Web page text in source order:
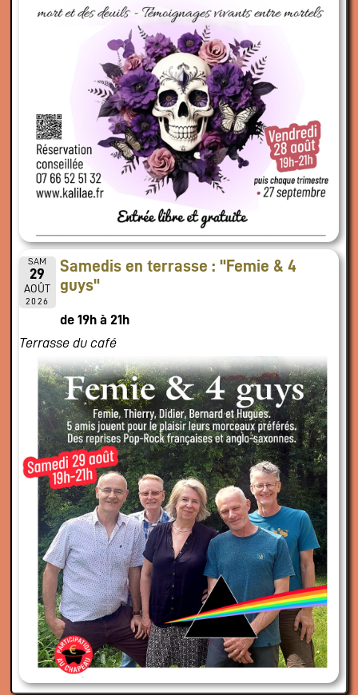
SAM
29
AOÛT
2026
Samedis en terrasse : "Femie & 4
guys"
de 19h à 21h
Terrasse du café